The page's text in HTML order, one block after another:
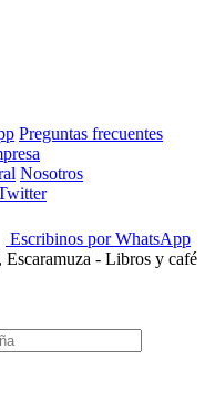
Preguntas frecuentes
Nosotros
Escribinos por WhatsApp
- Libros y café